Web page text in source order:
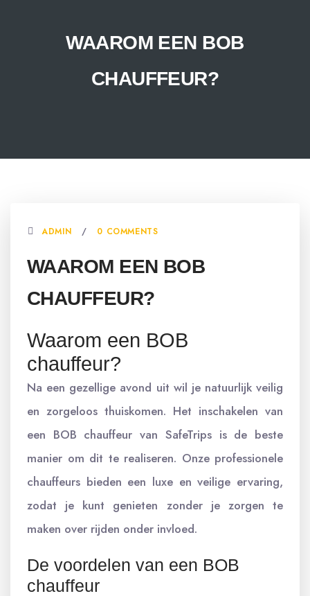
WAAROM EEN BOB
CHAUFFEUR?
ADMIN 0 COMMENTS
WAAROM EEN BOB
CHAUFFEUR?
Waarom een BOB
chauffeur?
Na een gezellige avond uit wil je natuurlijk veilig
en zorgeloos thuiskomen. Het inschakelen van
een BOB chauffeur van SafeTrips is de beste
manier om dit te realiseren. Onze professionele
chauffeurs bieden een luxe en veilige ervaring,
zodat je kunt genieten zonder je zorgen te
maken over rijden onder invloed.
De voordelen van een BOB
chauffeur